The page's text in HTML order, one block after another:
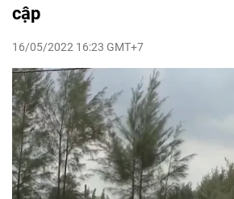
cập
16/05/2022 16:23 GMT+7